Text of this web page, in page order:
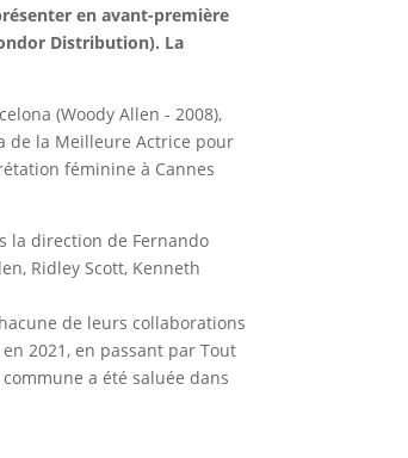
en avant-première
Distribution). La
(Woody Allen - 2008),
de la Meilleure Actrice pour
féminine à Cannes
la direction de Fernando
Ridley Scott, Kenneth
de leurs collaborations
2021, en passant par Tout
a été saluée dans